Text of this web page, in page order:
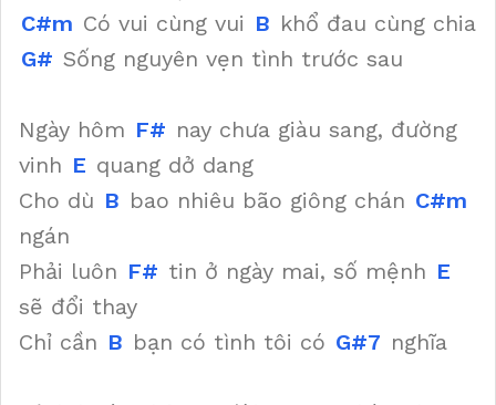
C#m Có vui cùng vui B khổ đau cùng chia
G# Sống nguyên vẹn tình trước sau
Ngày hôm F# nay chưa giàu sang, đường
vinh E quang dở dang
Cho dù B bao nhiêu bão giông chán C#m
ngán
Phải luôn F# tin ở ngày mai, số mệnh E
sẽ đổi thay
Chỉ cần B bạn có tình tôi có G#7 nghĩa